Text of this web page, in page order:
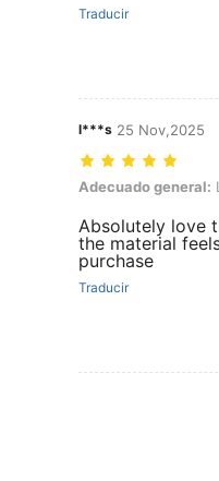
Traducir
l***s 25 Nov,2025
Adecuado general: La
Adecuado general:
Absolutely love
the material
purchase
Traducir